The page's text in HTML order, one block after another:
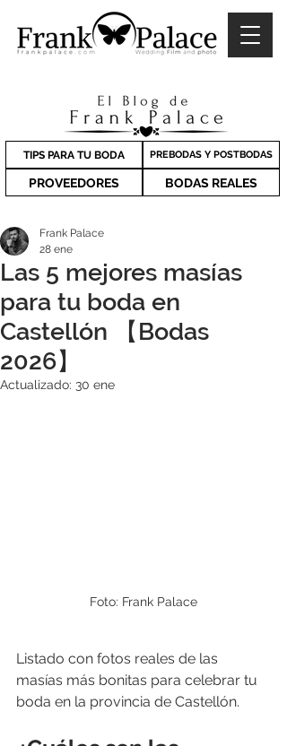
TIPS PARA TU BODA PREBODAS Y POSTBODAS
PROVEEDORES BODAS REALES
Las 5 mejores masías
para tu boda en
Castellón 【Bodas
2026】
Frank Palace
28 ene
Actualizado: 30 ene
Foto: Frank Palace
Listado con fotos reales de las
masías más bonitas para celebrar tu
boda en la provincia de Castellón.